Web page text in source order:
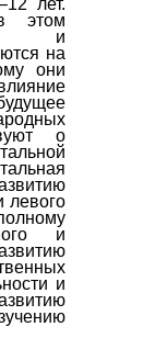
этом
и
на
они
о
левого
и
и